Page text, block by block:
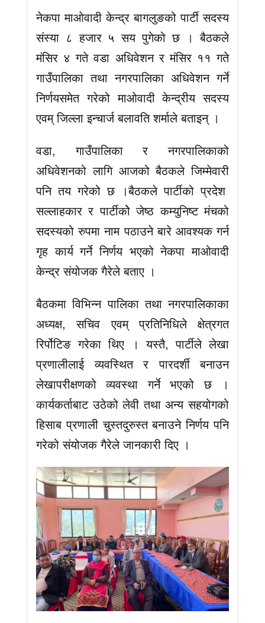
नेकपा माओवादी केन्द्र बागलुङको पार्टी सदस्य
संस्या ८ हजार ५ सय पुगेको छ । बैठकले
मंसिर ४ गते वडा अधिवेशन र मंसिर ११ गते
गाउँपालिका तथा नगरपालिका अधिवेशन गर्ने
निर्णयसमेत गरेको माओवादी केन्द्रीय सदस्य
एवम् जिल्ला इन्चार्ज बलावति शर्माले बताइन् ।
वडा, गाउँपालिका र नगरपालिकाको
अधिवेशनको लागि आजको बैठकले जिम्मेवारी
पनि तय गरेको छ ।बैठकले पार्टीको प्रदेश
सल्लाहकार र पार्टीकोे जेष्ठ कम्युनिष्ट मंचको
सदस्यको रुपमा नाम पठाउने बारे आवश्यक गर्न
गृह कार्य गर्ने निर्णय भएको नेकपा माओवादी
केन्द्र संयोजक गैरेले बताए ।
बैठकमा विभिन्न पालिका तथा नगरपालिकाका
अध्यक्ष, सचिव एवम् प्रतिनिधिले क्षेत्रगत
रिर्पोटिङ गरेका थिए । यस्तै, पार्टीले लेखा
प्रणालीलाई व्यवस्थित र पारदर्शी बनाउन
लेखापरीक्षणको व्यवस्था गर्ने भएको छ ।
कार्यकर्ताबाट उठेको लेवी तथा अन्य सहयोगको
हिसाब प्रणाली चुस्तदुरुस्त बनाउने निर्णय पनि
गरेको संयोजक गैरेले जानकारी दिए ।